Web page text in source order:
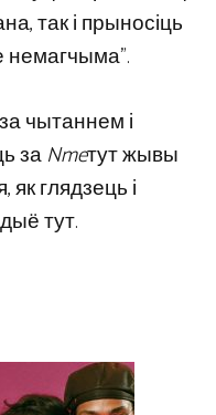
так і прыносіць
немагчыма”.
чытаннем і
заNmeтут жывы
глядзець і
тут.